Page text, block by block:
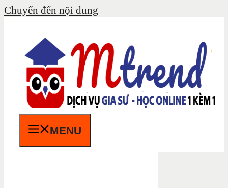
Chuyển đến nội dung
MENU